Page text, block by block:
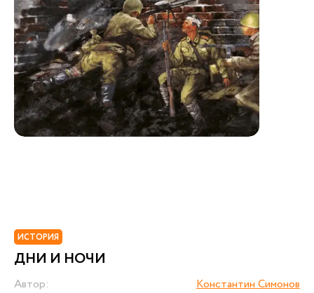
ИСТОРИЯ
ДНИ И НОЧИ
Автор:
Константин Симонов